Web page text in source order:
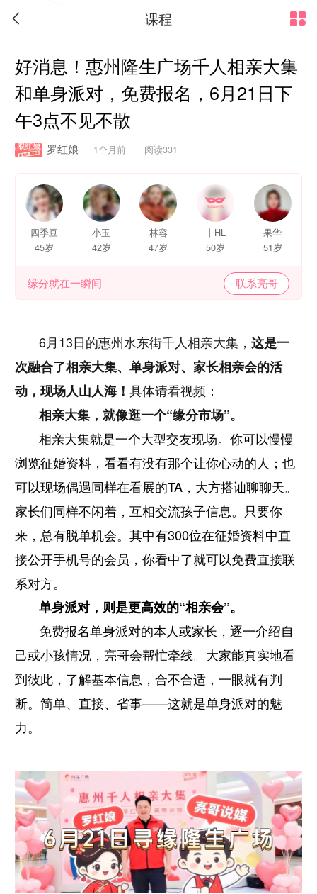
 课程
好消息！惠州隆生广场千人相亲大集
和单身派对，免费报名，6月21日下
午3点不见不散
罗红娘 1个月前 阅读331
四季豆
45岁
小玉
42岁
林容
47岁
丨HL
50岁
果华
51岁
缘分就在一瞬间 联系亮哥
6月13日的惠州水东街千人相亲大集，这是一
次融合了相亲大集、单身派对、家长相亲会的活
动，现场人山人海！具体请看视频：
相亲大集，就像逛一个“缘分市场”。
相亲大集就是一个大型交友现场。你可以慢慢
浏览征婚资料，看看有没有那个让你心动的人；也
可以现场偶遇同样在看展的TA，大方搭讪聊聊天。
家长们同样不闲着，互相交流孩子信息。只要你
来，总有脱单机会。其中有300位在征婚资料中直
接公开手机号的会员，你看中了就可以免费直接联
系对方。
单身派对，则是更高效的“相亲会”。
免费报名单身派对的本人或家长，逐一介绍自
己或小孩情况，亮哥会帮忙牵线。大家能真实地看
到彼此，了解基本信息，合不合适，一眼就有判
断。简单、直接、省事——这就是单身派对的魅
力。
